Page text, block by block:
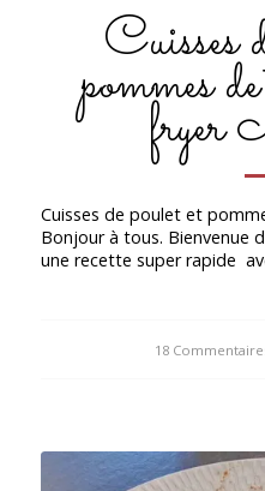
Cuisses
pommes
fryer
Cuisses de poulet et
Bonjour à tous. Bienvenue
une recette super rapide
18 /